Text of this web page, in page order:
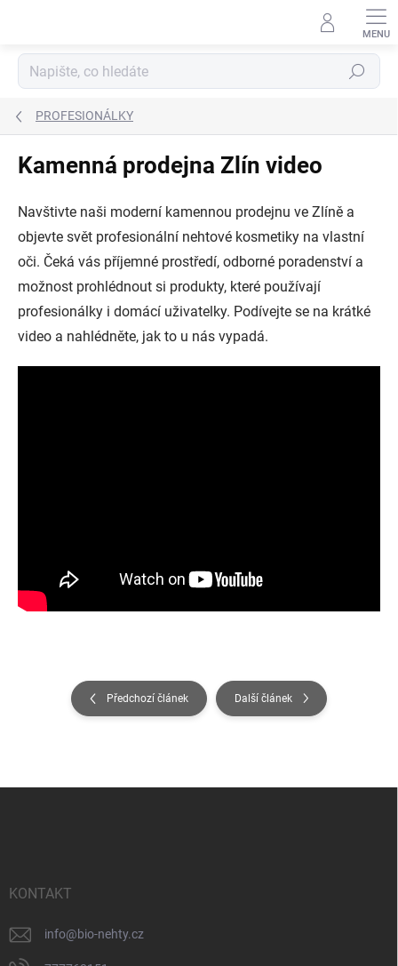
Hledat
PROFESIONÁLKY
Kamenná prodejna Zlín video
Navštivte naši moderní kamennou prodejnu ve Zlíně a
objevte svět profesionální nehtové kosmetiky na vlastní
oči. Čeká vás příjemné prostředí, odborné poradenství a
možnost prohlédnout si produkty, které používají
profesionálky i domácí uživatelky. Podívejte se na krátké
video a nahlédněte, jak to u nás vypadá.
Předchozí článek Další článek
KONTAKT
info@bio-nehty.cz